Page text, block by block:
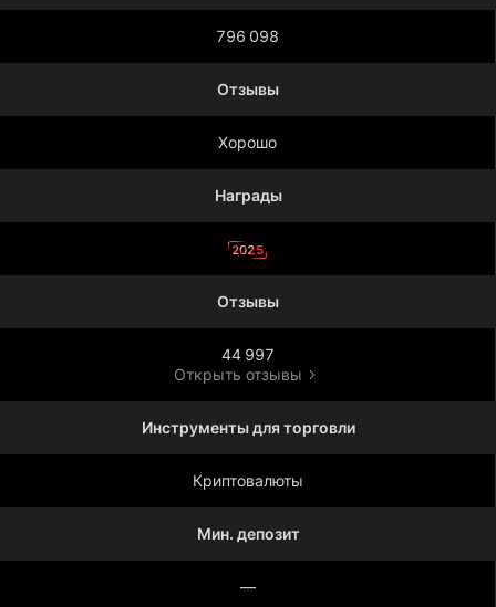
796 098
Отзывы
Хорошо
Награды
2025
Отзывы
44 997
Открыть отзывы
Инструменты для торговли
Криптовалюты
Мин. депозит
—